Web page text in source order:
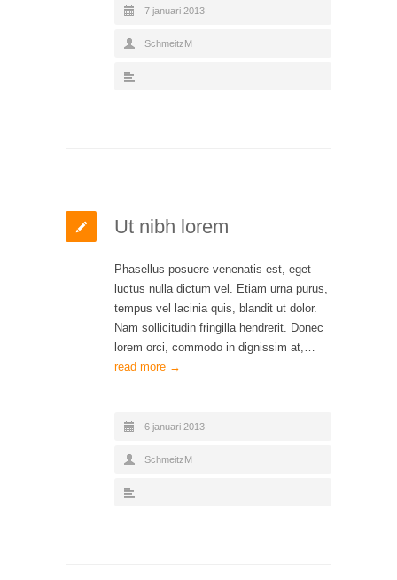
7 januari 2013
SchmeitzM
Ut nibh lorem
Phasellus posuere venenatis est, eget
luctus nulla dictum vel. Etiam urna purus,
tempus vel lacinia quis, blandit ut dolor.
Nam sollicitudin fringilla hendrerit. Donec
lorem orci, commodo in dignissim at,…
read more →
6 januari 2013
SchmeitzM